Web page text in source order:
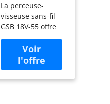
perceuse-
visseuse à
percussion
sans-fil GSB
18V-55 (couple
max. 55 Nm,
avec 2
batteries 4,0
La perceuse-
visseuse sans-fil
GSB 18V-55 offre
professionnelles
avec son couple de
55 Nm et son
moteur sans